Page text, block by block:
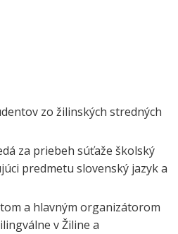
zo žilinských stredných
za priebeh súťaže školský
predmetu slovenský jazyk a
a hlavným organizátorom
v Žiline a